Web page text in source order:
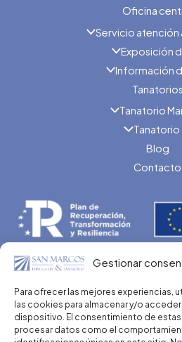
Gestionar
Para ofrecer las mejores experiencias,
las cookies para almacenar y/o
dispositivo. El consentimiento de
procesar datos como el
Oficina
Servicio atención
Exposición
Información
Tanatorios
Tanatorio
Tanatorio
Blog
Contacto
Programa Kit Digital
Generation (EU) del